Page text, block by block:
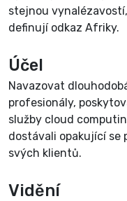
stejnou
definují odkaz Afriky.
Účel
Navazovat
profesionály,
služby cloud
dostávali opakující se
svých klientů.
Vidění